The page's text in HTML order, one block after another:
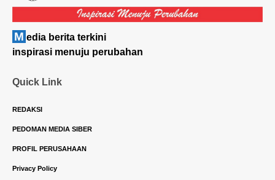
M edia berita terkini
inspirasi menuju perubahan
Quick Link
REDAKSI
PEDOMAN MEDIA SIBER
PROFIL PERUSAHAAN
Privacy Policy